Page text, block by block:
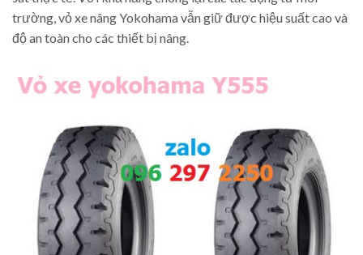
trường, vỏ xe nâng Yokohama vẫn giữ được hiệu suất cao và
độ an toàn cho các thiết bị nâng.